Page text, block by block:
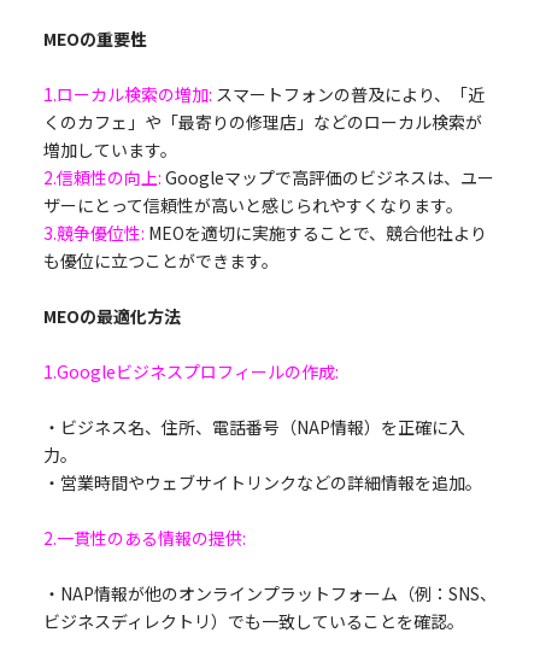
MEOの重要性
1.ローカル検索の増加: スマートフォンの普及により、「近
くのカフェ」や「最寄りの修理店」などのローカル検索が
増加しています。
2.信頼性の向上: Googleマップで高評価のビジネスは、ユー
ザーにとって信頼性が高いと感じられやすくなります。
3.競争優位性: MEOを適切に実施することで、競合他社より
も優位に立つことができます。
MEOの最適化方法
1.Googleビジネスプロフィールの作成:
・ビジネス名、住所、電話番号（NAP情報）を正確に入
力。
・営業時間やウェブサイトリンクなどの詳細情報を追加。
2.一貫性のある情報の提供:
・NAP情報が他のオンラインプラットフォーム（例：SNS、
ビジネスディレクトリ）でも一致していることを確認。